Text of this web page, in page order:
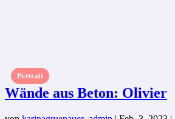
Portrait
Wände aus Beton: Olivier